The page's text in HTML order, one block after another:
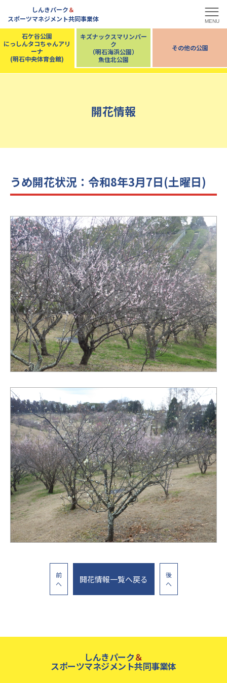
しんきパーク＆
スポーツマネジメント共同事業体
MENU
石ケ谷公園
にっしんタコちゃんアリ
ーナ
(明石中央体育会館)
キズナックスマリンパー
ク
（明石海浜公園）
魚住北公園
その他の公園
開花情報
うめ開花状況：令和8年3月7日(土曜日)
前
へ
開花情報一覧へ戻る
後
へ
しんきパーク＆
スポーツマネジメント共同事業体